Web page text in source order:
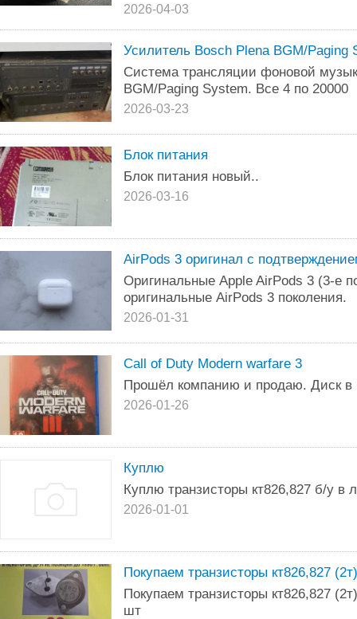
2026-04-03
Усилитель Bosch Plena BGM/Paging
Система трансляции фоновой
BGM/Paging System. Все 4 по 20000
2026-03-23
Блок питания
Блок питания новый..
2026-03-16
AirPods 3 оригинал с
Оригинальные Apple AirPods 3 (3-е
оригинальные AirPods 3 поколения.
2026-01-31
Call of Duty Modern warfare 3
Прошёл компанию и продаю. Диск в
2026-01-26
Куплю
Куплю транзисторы кт826,827 б/у в
2026-01-01
Покупаем транзисторы кт826,827 (2т)
Покупаем транзисторы кт826,827
шт